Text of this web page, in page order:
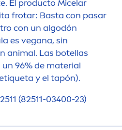
El producto Micelar
frotar: Basta con pasar
con un algodón
es vegana, sin
animal. Las botellas
96% de material
y el tapón).
(82511-03400-23)